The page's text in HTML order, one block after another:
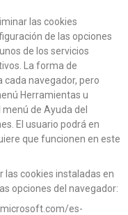
las cookies
de las opciones
de los servicios
La forma de
navegador, pero
Herramientas u
de Ayuda del
El usuario podrá en
que funcionen en este
las cookies instaladas en
opciones del navegador:
es-